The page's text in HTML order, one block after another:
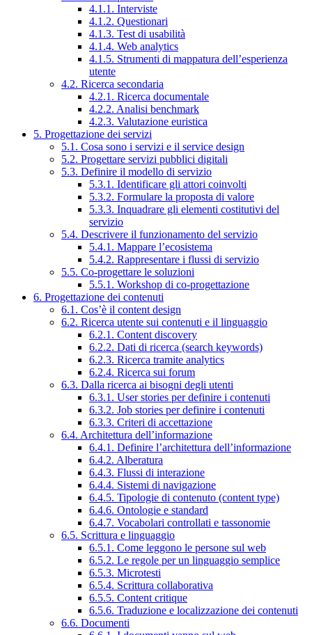
4.1.1. Interviste
4.1.2. Questionari
4.1.3. Test di usabilità
4.1.4. Web analytics
4.1.5. Strumenti di mappatura dell’esperienza
utente
4.2. Ricerca secondaria
4.2.1. Ricerca documentale
4.2.2. Analisi benchmark
4.2.3. Valutazione euristica
5. Progettazione dei servizi
5.1. Cosa sono i servizi e il service design
5.2. Progettare servizi pubblici digitali
5.3. Definire il modello di servizio
5.3.1. Identificare gli attori coinvolti
5.3.2. Formulare la proposta di valore
5.3.3. Inquadrare gli elementi costitutivi del
servizio
5.4. Descrivere il funzionamento del servizio
5.4.1. Mappare l’ecosistema
5.4.2. Rappresentare i flussi di servizio
5.5. Co-progettare le soluzioni
5.5.1. Workshop di co-progettazione
6. Progettazione dei contenuti
6.1. Cos’è il content design
6.2. Ricerca utente sui contenuti e il linguaggio
6.2.1. Content discovery
6.2.2. Dati di ricerca (search keywords)
6.2.3. Ricerca tramite analytics
6.2.4. Ricerca sui forum
6.3. Dalla ricerca ai bisogni degli utenti
6.3.1. User stories per definire i contenuti
6.3.2. Job stories per definire i contenuti
6.3.3. Criteri di accettazione
6.4. Architettura dell’informazione
6.4.1. Definire l’architettura dell’informazione
6.4.2. Alberatura
6.4.3. Flussi di interazione
6.4.4. Sistemi di navigazione
6.4.5. Tipologie di contenuto (content type)
6.4.6. Ontologie e standard
6.4.7. Vocabolari controllati e tassonomie
6.5. Scrittura e linguaggio
6.5.1. Come leggono le persone sul web
6.5.2. Le regole per un linguaggio semplice
6.5.3. Microtesti
6.5.4. Scrittura collaborativa
6.5.5. Content critique
6.5.6. Traduzione e localizzazione dei contenuti
6.6. Documenti